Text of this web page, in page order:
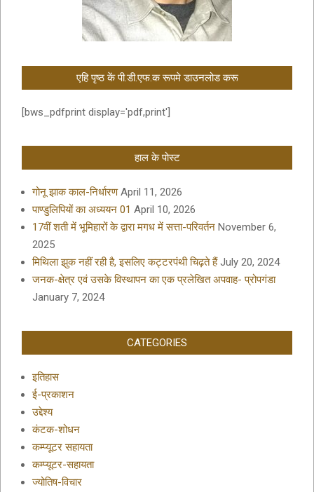
एहि पृष्ठ कें पी.डी.एफ.क रूपमे डाउनलोड करू
[bws_pdfprint display='pdf,print']
हाल के पोस्ट
गोनू झाक काल-निर्धारण April 11, 2026
पाण्डुलिपियों का अध्ययन 01 April 10, 2026
17वीं शती में भूमिहारों के द्वारा मगध में सत्ता-परिवर्तन November 6,
2025
मिथिला झुक नहीं रही है, इसलिए कट्टरपंथी चिढ़ते हैं July 20, 2024
जनक-क्षेत्र एवं उसके विस्थापन का एक प्रलेखित अपवाह- प्रोपगंडा
January 7, 2024
CATEGORIES
इतिहास
ई-प्रकाशन
उद्देश्य
कंटक-शोधन
कम्प्यूटर सहायता
कम्प्यूटर-सहायता
ज्योतिष-विचार